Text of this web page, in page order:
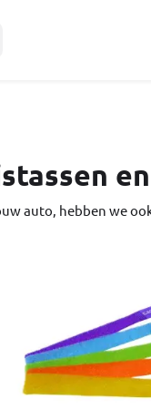
auto, hebben we